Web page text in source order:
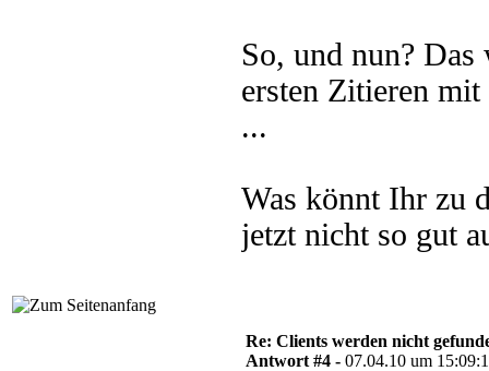
So, und nun?
ersten Zitieren
...
Was könnt Ihr zu
jetzt nicht so gut
Re: Clients werden nicht
Antwort #4 - 07.04.10 um